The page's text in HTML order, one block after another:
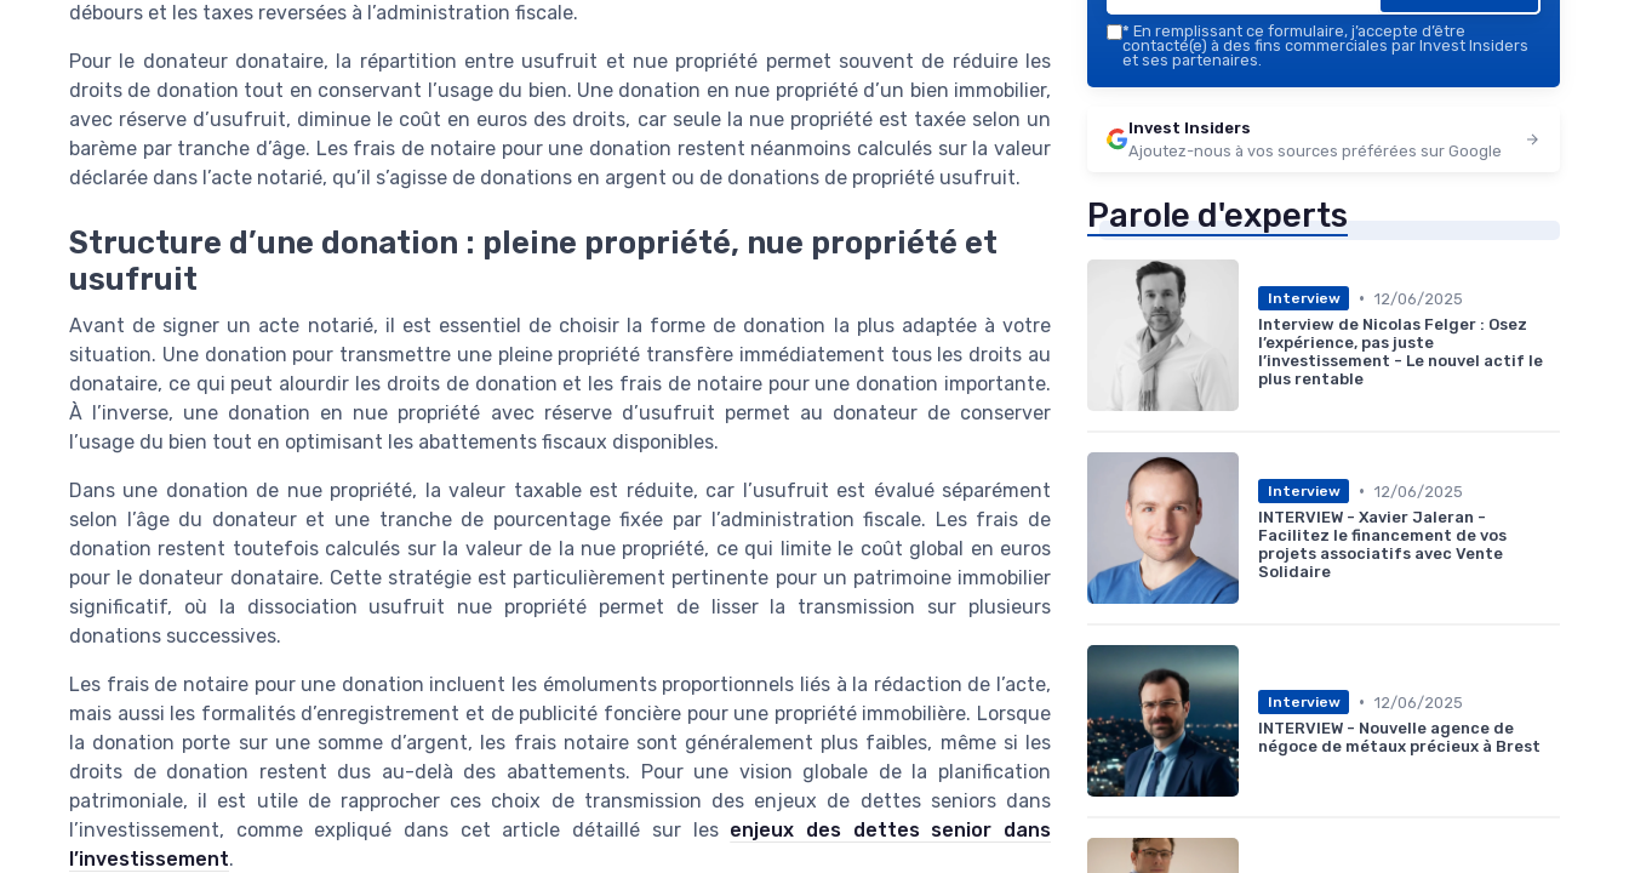
débours et les taxes reversées à l’administration fiscale.
Pour le donateur donataire, la répartition entre usufruit et nue propriété permet souvent de réduire les
droits de donation tout en conservant l’usage du bien. Une donation en nue propriété d’un bien immobilier,
avec réserve d’usufruit, diminue le coût en euros des droits, car seule la nue propriété est taxée selon un
barème par tranche d’âge. Les frais de notaire pour une donation restent néanmoins calculés sur la valeur
déclarée dans l’acte notarié, qu’il s’agisse de donations en argent ou de donations de propriété usufruit.
Structure d’une donation : pleine propriété, nue propriété et
usufruit
Avant de signer un acte notarié, il est essentiel de choisir la forme de donation la plus adaptée à votre
situation. Une donation pour transmettre une pleine propriété transfère immédiatement tous les droits au
donataire, ce qui peut alourdir les droits de donation et les frais de notaire pour une donation importante.
À l’inverse, une donation en nue propriété avec réserve d’usufruit permet au donateur de conserver
l’usage du bien tout en optimisant les abattements fiscaux disponibles.
Dans une donation de nue propriété, la valeur taxable est réduite, car l’usufruit est évalué séparément
selon l’âge du donateur et une tranche de pourcentage fixée par l’administration fiscale. Les frais de
donation restent toutefois calculés sur la valeur de la nue propriété, ce qui limite le coût global en euros
pour le donateur donataire. Cette stratégie est particulièrement pertinente pour un patrimoine immobilier
significatif, où la dissociation usufruit nue propriété permet de lisser la transmission sur plusieurs
donations successives.
Les frais de notaire pour une donation incluent les émoluments proportionnels liés à la rédaction de l’acte,
mais aussi les formalités d’enregistrement et de publicité foncière pour une propriété immobilière. Lorsque
la donation porte sur une somme d’argent, les frais notaire sont généralement plus faibles, même si les
droits de donation restent dus au-delà des abattements. Pour une vision globale de la planification
patrimoniale, il est utile de rapprocher ces choix de transmission des enjeux de dettes seniors dans
l’investissement, comme expliqué dans cet article détaillé sur les enjeux des dettes senior dans
l’investissement.
* En remplissant ce formulaire, j’accepte d’être
contacté(e) à des fins commerciales par Invest Insiders
et ses partenaires.
Invest Insiders
Ajoutez-nous à vos sources préférées sur Google
Parole d'experts
Interview • 12/06/2025
Interview de Nicolas Felger : Osez
l’expérience, pas juste
l’investissement - Le nouvel actif le
plus rentable
Interview • 12/06/2025
INTERVIEW - Xavier Jaleran -
Facilitez le financement de vos
projets associatifs avec Vente
Solidaire
Interview • 12/06/2025
INTERVIEW - Nouvelle agence de
négoce de métaux précieux à Brest